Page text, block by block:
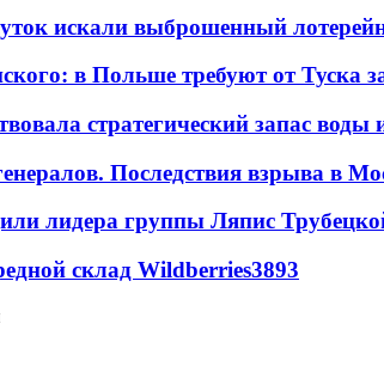
искали выброшенный
в Польше требуют от Туска
стратегический запас воды
Последствия взрыва в
лидера группы Ляпис
склад Wildberries3893